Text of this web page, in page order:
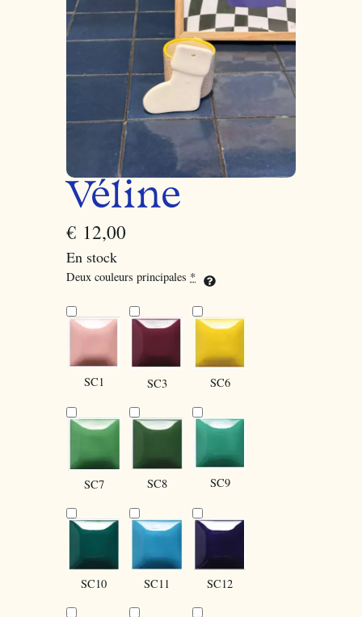
Véline
€ 12,00
En stock
Deux couleurs principales *
SC1 SC3 SC6
SC7 SC8 SC9
SC10 SC11 SC12